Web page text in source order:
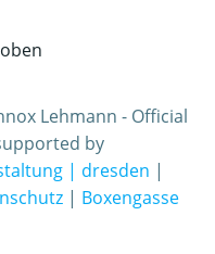
Lehmann - Official
by
|
| Boxengasse